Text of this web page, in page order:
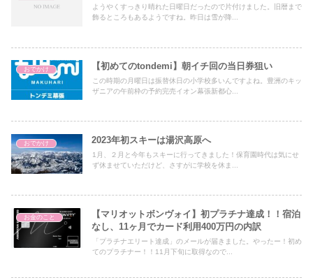
ようやくすっきり晴れた日曜日だったので片付けました。旧暦まで
飾るところもあるようですね。昨日は雪が降...
おでかけ 【初めてのtondemi】朝イチ回の当日券狙い
この時期の月曜日は振替休日の小学校多いんですよね。豊洲のキッ
ザニアの午前枠の予約完売イオン幕張新都心...
おでかけ 2023年初スキーは湯沢高原へ
1月、２月と今年もスキーに行ってきました！保育園時代は気にせ
ず休ませていただけど、さすがに学校を休ま...
お金のこと
【マリオットボンヴォイ】初プラチナ達成！！宿泊
なし、11ヶ月でカード利用400万円の内訳
「プラチナエリート達成」のメールが届きました。やったー！初め
てのプラチナー！！11月下旬に取得なので...